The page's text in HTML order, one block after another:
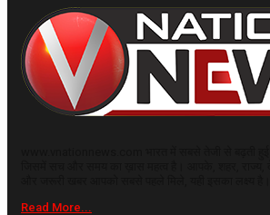
Read More...